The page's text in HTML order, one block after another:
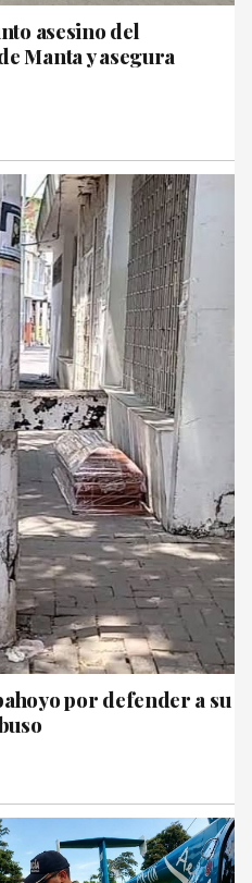
asesino del
Manta y asegura
por defender a su